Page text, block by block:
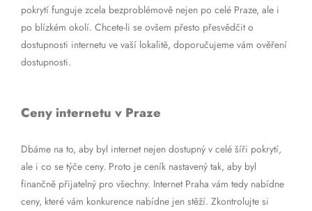
pokrytí funguje zcela bezproblémově nejen po celé Praze, ale i
po blízkém okolí. Chcete-li se ovšem přesto přesvědčit o
dostupnosti internetu ve vaší lokalitě, doporučujeme vám ověření
dostupnosti.
Ceny internetu v Praze
Dbáme na to, aby byl internet nejen dostupný v celé šíři pokrytí,
ale i co se týče ceny. Proto je ceník nastavený tak, aby byl
finančně přijatelný pro všechny. Internet Praha vám tedy nabídne
ceny, které vám konkurence nabídne jen stěží. Zkontrolujte si